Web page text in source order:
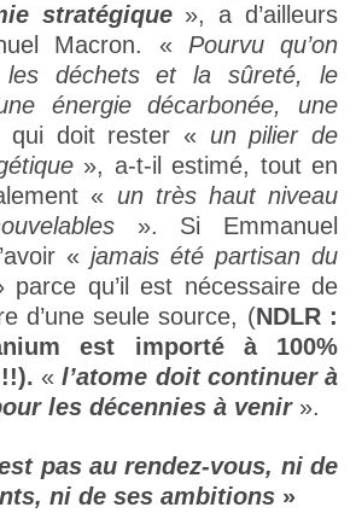
stratégique», a d’ailleurs
Macron. « Pourvu qu’on
les déchets et la sûreté, le
énergie décarbonée, une
doit rester « un pilier de
», a-t-il estimé, tout en
« un très haut niveau
». Si Emmanuel
« jamais été partisan du
parce qu’il est nécessaire de
d’une seule source, (NDLR :
est importé à 100%
«l’atome doit continuer à
les décennies à venir».
pas au rendez-vous, ni de
ni de ses ambitions »